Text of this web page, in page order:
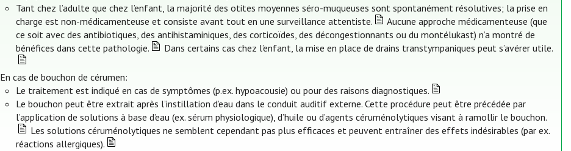
Tant chez l’adulte que chez l’enfant, la majorité des otites moyennes séro-muqueuses sont spontanément résolutives; la prise en
charge est non-médicamenteuse et consiste avant tout en une surveillance attentiste.
Aucune approche médicamenteuse (que
ce soit avec des antibiotiques, des antihistaminiques, des corticoïdes, des décongestionnants ou du montélukast) n’a montré de
bénéfices dans cette pathologie.
Dans certains cas chez l’enfant, la mise en place de drains transtympaniques peut s’avérer utile.
En cas de bouchon de cérumen:
Le traitement est indiqué en cas de symptômes (p.ex. hypoacousie) ou pour des raisons diagnostiques.
Le bouchon peut être extrait après l’instillation d’eau dans le conduit auditif externe. Cette procédure peut être précédée par
l’application de solutions à base d’eau (ex. sérum physiologique), d’huile ou d’agents céruménolytiques visant à ramollir le bouchon.
Les solutions céruménolytiques ne semblent cependant pas plus efficaces et peuvent entraîner des effets indésirables (par ex.
réactions allergiques).